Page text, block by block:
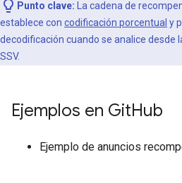
Punto clave: La cadena de
establece con codificación porcentual y
decodificación cuando se analice desde
SSV.
Ejemplos en GitHub
Ejemplo de anuncios